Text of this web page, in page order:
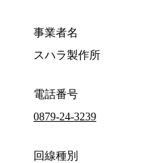
事業者名
スハラ製作所
電話番号
0879-24-3239
回線種別